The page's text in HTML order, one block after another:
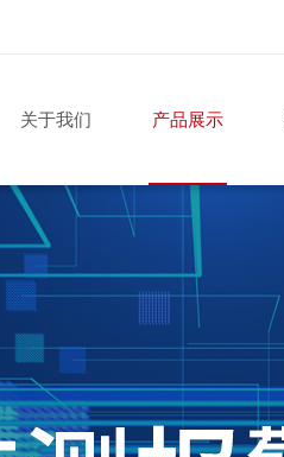
关于我们 产品展示